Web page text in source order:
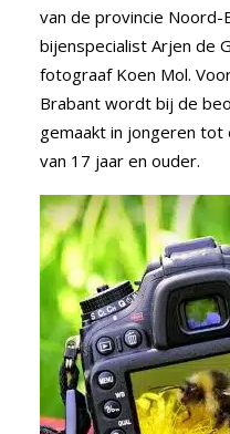
van de provincie Noord-
bijenspecialist Arjen de
fotograaf Koen Mol.
Brabant wordt bij de
gemaakt in jongeren
van 17 jaar en ouder.